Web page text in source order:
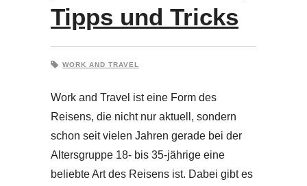
Tipps und Tricks
WORK AND TRAVEL
Work and Travel ist eine Form des
Reisens, die nicht nur aktuell, sondern
schon seit vielen Jahren gerade bei der
Altersgruppe 18- bis 35-jährige eine
beliebte Art des Reisens ist. Dabei gibt es